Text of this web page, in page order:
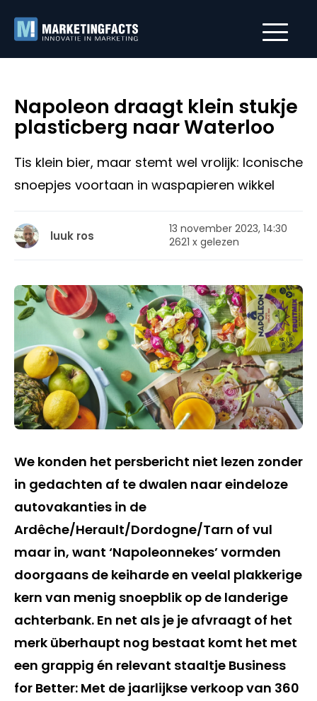
Napoleon draagt klein stukje
plasticberg naar Waterloo
Tis klein bier, maar stemt wel vrolijk: Iconische
snoepjes voortaan in waspapieren wikkel
luuk ros
13 november 2023, 14:30
2621 x gelezen
We konden het persbericht niet lezen zonder
in gedachten af te dwalen naar eindeloze
autovakanties in de
Ardêche/Herault/Dordogne/Tarn of vul
maar in, want ‘Napoleonnekes’ vormden
doorgaans de keiharde en veelal plakkerige
kern van menig snoepblik op de landerige
achterbank. En net als je je afvraagt of het
merk überhaupt nog bestaat komt het met
een grappig én relevant staaltje Business
for Better: Met de jaarlijkse verkoop van 360